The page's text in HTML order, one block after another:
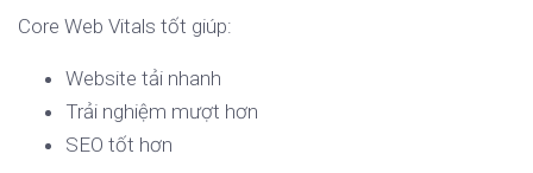
Core Web Vitals tốt giúp:
Website tải nhanh
Trải nghiệm mượt hơn
SEO tốt hơn